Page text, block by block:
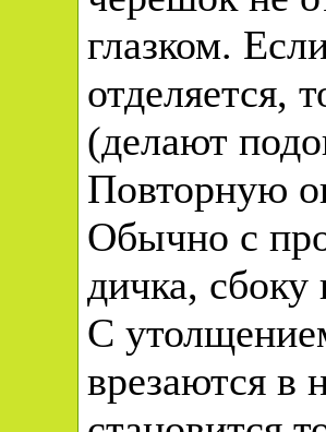
глазком.
отделяется,
(делают
Повторную
Обычно с
дичка,
С
врезаются в